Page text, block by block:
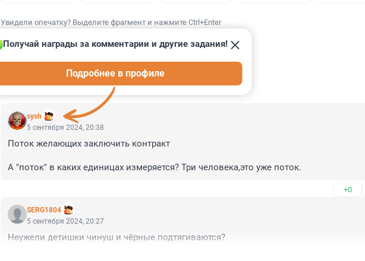
Увидели опечатку? Выделите фрагмент и нажмите Ctrl+Enter
КОММЕНТАРИИ 54
sysh
Получай награды за комментарии и другие задания!
Подробнее в профиле
5 сентября 2024, 20:38
Поток желающих заключить контракт
А "поток" в каких единицах измеряется? Три человека,это уже поток.
+0
SERG1804
5 сентября 2024, 20:27
Неужели детишки чинуш и чёрные подтягиваются?